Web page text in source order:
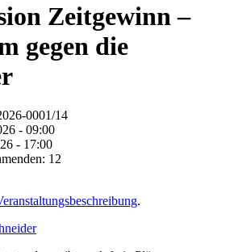
Zeitgewinn –
gegen die
0001/14
- 09:00
- 17:00
12
.